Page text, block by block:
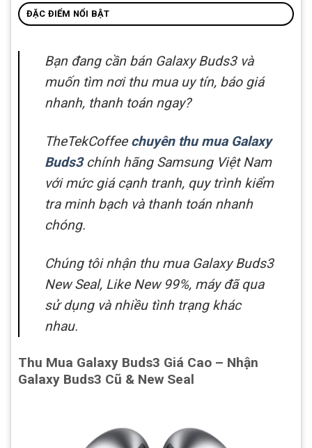
ĐẶC ĐIỂM NỔI BẬT
Bạn đang cần bán Galaxy Buds3 và
muốn tìm nơi thu mua uy tín, báo giá
nhanh, thanh toán ngay?
TheTekCoffee chuyên thu mua Galaxy
Buds3chính hãng Samsung Việt Nam
với mức giá cạnh tranh, quy trình kiểm
tra minh bạch và thanh toán nhanh
chóng.
Chúng tôi nhận thu mua Galaxy Buds3
New Seal, Like New 99%, máy đã qua
sử dụng và nhiều tình trạng khác
nhau.
Thu Mua Galaxy Buds3 Giá Cao – Nhận
Galaxy Buds3 Cũ & New Seal